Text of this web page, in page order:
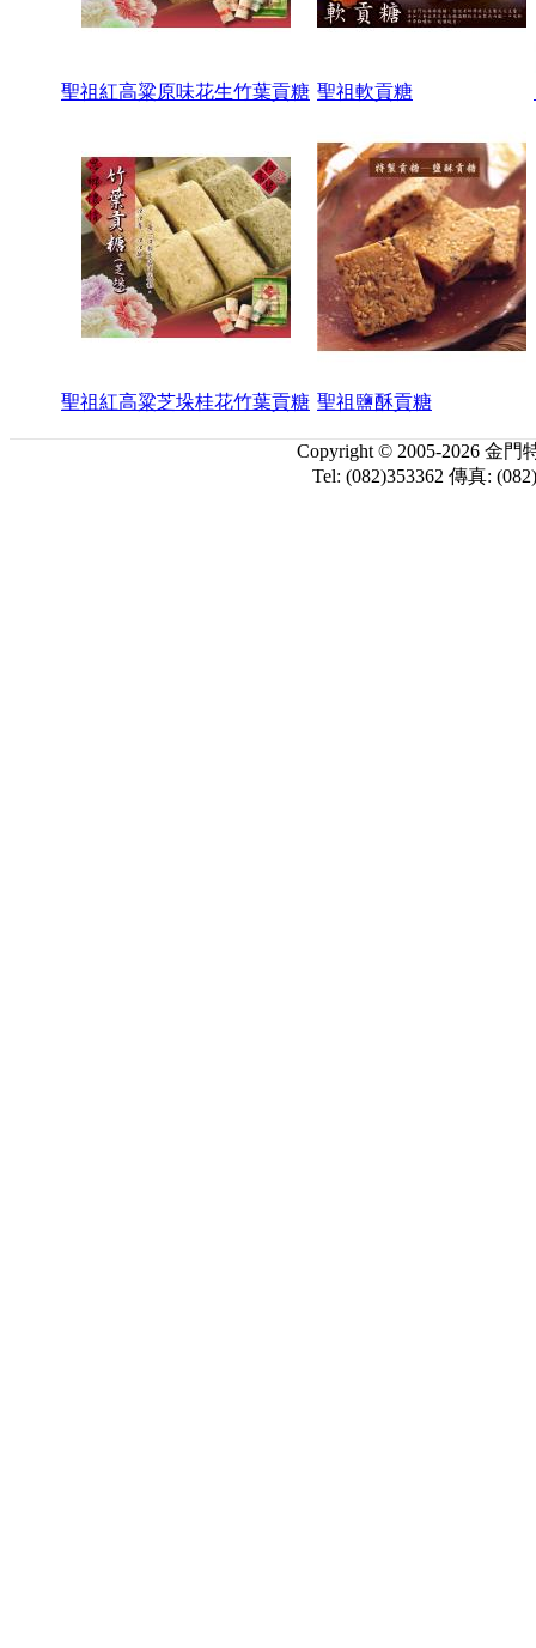
聖祖紅高粱原味花生竹葉貢糖 聖祖軟貢糖
聖祖紅高粱芝垛桂花竹葉貢糖 聖祖鹽酥貢糖
Copyright © 2005-2026 金
Tel: (082)353362 傳真: